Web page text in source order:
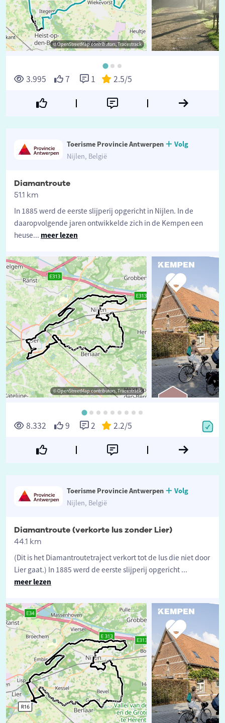
© OpenStreetMap contributors, Tracestrack
3.995 7 1 2.5/5
Toerisme Provincie Antwerpen
Volg
Nijlen, België
Diamantroute
51.1 km
In 1885 werd de eerste slijperij opgericht in Nijlen. In de
daaropvolgende jaren ontwikkelde zich in de Kempen een
heuse... meer lezen
© OpenStreetMap contributors, Tracestrack
8.332 9 2 2.2/5
Toerisme Provincie Antwerpen
Volg
Nijlen, België
Diamantroute (verkorte lus zonder Lier)
44.1 km
(Dit is het Diamantroutetraject verkort tot de lus die niet door
Lier gaat.) In 1885 werd de eerste slijperij opgericht ...
meer lezen